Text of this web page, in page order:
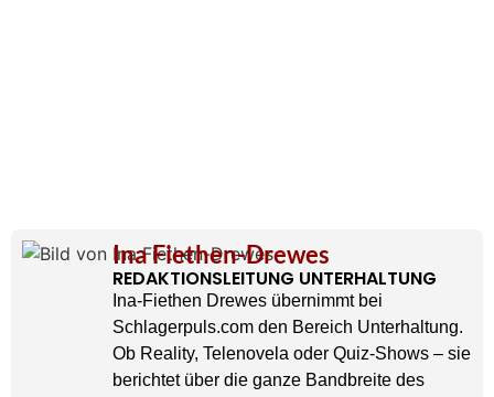
Ina Fiethen-Drewes
REDAKTIONSLEITUNG UNTERHALTUNG
Ina-Fiethen Drewes übernimmt bei
Schlagerpuls.com den Bereich Unterhaltung.
Ob Reality, Telenovela oder Quiz-Shows – sie
berichtet über die ganze Bandbreite des